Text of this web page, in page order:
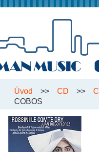
Úvod >> CD >>
COBOS